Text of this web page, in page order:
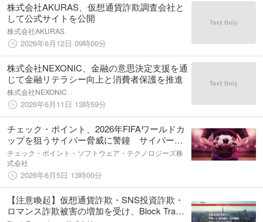
株式会社AKURAS、仮想通貨詐欺調査会社と
して公式サイトを公開
株式会社AKURAS
2026年6月12日 09時00分
株式会社NEXONIC、金融の意思決定支援を通
じて金融リテラシー向上と消費者保護を推進
株式会社NEXONIC
2026年6月11日 13時59分
チェック・ポイント、2026年FIFAワールドカ
ップを狙うサイバー脅威に警鐘 サイバー脅
威と非サイバー脅威が融合した包括的リスク
の存在を明らかに
チェック・ポイント・ソフトウェア・テクノロジーズ株
式会社
2026年6月5日 13時00分
【注意喚起】仮想通貨詐欺・SNS投資詐欺・
ロマンス詐欺被害の増加を受け、Block Trace